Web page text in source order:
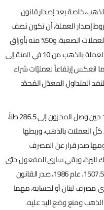
خاصة بعد إصدار قانون
الذي حدّد شروط إصدار العملة، أن تكون نصف
قيمة النقد المتداول مغطّاة بالذهب والعملات الصعبة، و50% منه بأوراق
حكوميّة مختلفة، ورفعت نسبة تغطية العملة بالذهب من 10 في المئة إلى
بين عاميّ 1949 و1952، مما انعكس إرتفاعاً لعمليّات شراء
المتداول المعدّل المُحدّد
لم يتوقّف شراء الذهب إلّا في عام 1971 حين وصل المخزون إلى 286.5 طناً،
كلّ العملات بالذهب، وربطها
صدر قرار عن المصرف
وبقي ساري المفعول حتى
عام 1999، حين ثُبت سعر صرف الدولار بـ 1507.5. عام 1986، صدر القانون
مصرف لبنان أو لحسابه، مهما
ومنع وضع اليد عليه.